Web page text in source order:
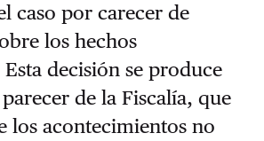
caso por carecer de
los hechos
decisión se produce
de la Fiscalía, que
los acontecimientos no